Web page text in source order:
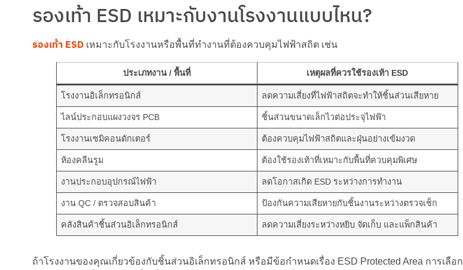
รองเท้า ESD เหมาะกับงานโรงงานแบบไหน?
รองเท้า ESDเหมาะกับโรงงานหรือพื้นที่ทำงานที่ต้องควบคุมไฟฟ้าสถิต เช่น
ประเภทงาน / พื้นที่ เหตุผลที่ควรใช้รองเท้า ESD
โรงงานอิเล็กทรอนิกส์ ลดความเสี่ยงที่ไฟฟ้าสถิตจะทำให้ชิ้นส่วนเสียหาย
ไลน์ประกอบแผงวงจร PCB ชิ้นส่วนขนาดเล็กไวต่อประจุไฟฟ้า
โรงงานเซมิคอนดักเตอร์ ต้องควบคุมไฟฟ้าสถิตและฝุ่นอย่างเข้มงวด
ห้องคลีนรูม ต้องใช้รองเท้าที่เหมาะกับพื้นที่ควบคุมพิเศษ
งานประกอบอุปกรณ์ไฟฟ้า ลดโอกาสเกิด ESD ระหว่างการทำงาน
งาน QC / ตรวจสอบสินค้า ป้องกันความเสียหายกับชิ้นงานระหว่างตรวจเช็ก
คลังสินค้าชิ้นส่วนอิเล็กทรอนิกส์ ลดความเสี่ยงระหว่างหยิบ จัดเก็บ และแพ็กสินค้า
ถ้าโรงงานของคุณเกี่ยวข้องกับชิ้นส่วนอิเล็กทรอนิกส์ หรือมีข้อกำหนดเรื่อง ESD Protected Area การเลือก